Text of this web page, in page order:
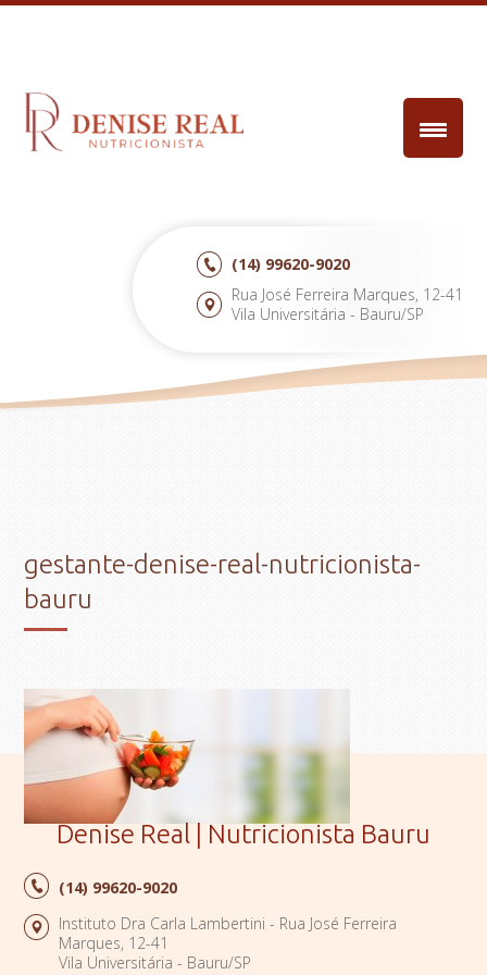
(14) 99620-9020
Rua José Ferreira Marques, 12-41
Vila Universitária - Bauru/SP
gestante-denise-real-nutricionista-
bauru
Denise Real | Nutricionista Bauru
(14) 99620-9020
Instituto Dra Carla Lambertini - Rua José Ferreira
Marques, 12-41
Vila Universitária - Bauru/SP